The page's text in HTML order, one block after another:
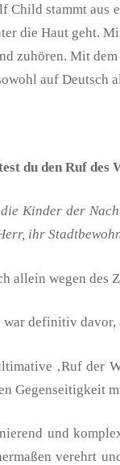
Child stammt aus
die Haut geht.
zuhören. Mit
auf Deutsch
du den Ruf des
Kinder der
ihr
allein wegen des
war definitiv
‚Ruf der
Gegenseitigkeit
und
verehrt